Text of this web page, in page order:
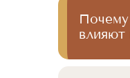
влияют